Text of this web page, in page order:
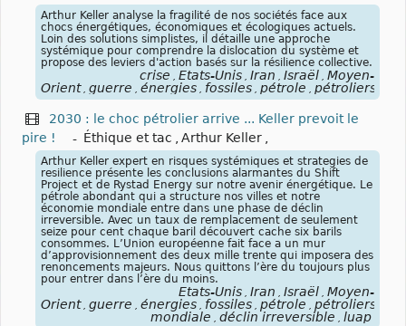
Arthur Keller analyse la fragilité de nos sociétés face aux
chocs énergétiques, économiques et écologiques actuels.
Loin des solutions simplistes, il détaille une approche
systémique pour comprendre la dislocation du système et
propose des leviers d'action basés sur la résilience collective.
crise États-Unis Iran Israël Moyen-
Orient guerre énergies fossiles pétrole pétroliers
2030 : le choc pétrolier arrive ... Keller prevoit le
pire !
- Éthique et tac , Arthur Keller ,
Arthur Keller expert en risques systémiques et strategies de
resilience présente les conclusions alarmantes du Shift
Project et de Rystad Energy sur notre avenir énergétique. Le
pétrole abondant qui a structure nos villes et notre
économie mondiale entre dans une phase de déclin
irreversible. Avec un taux de remplacement de seulement
seize pour cent chaque baril découvert cache six barils
consommes. L’Union européenne fait face a un mur
d’approvisionnement des deux mille trente qui imposera des
renoncements majeurs. Nous quittons l’ère du toujours plus
pour entrer dans l’ère du moins.
États-Unis , Iran , Israël , Moyen-
Orient , guerre , énergies , fossiles , pétrole , pétroliers
mondiale , déclin irreversible , luap